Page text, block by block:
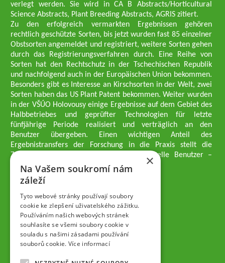
verlegt werden. Sie wird in CA B Abstracts/Horticultural
Science Abstracts, Plant Breeding Abstracts, AGRIS zitiert.
Zu den erfolgreich vermarkten Ergebnissen gehören
rechtlich geschützte Sorten, bis jetzt wurden fast 85 einzelner
Obstsorten angemeldet und registriert, weitere Sorten gehen
durch das Registrierungsverfahren durch. Eine Reihe von
Sorten hat den Rechtschutz in der Tschechischen Republik
und nachfolgend auch in der Europäischen Union bekommen.
Besonders gibt es Interesse an Kirschsorten in der Welt, zwei
Sorten haben das US Plant Patent bekommen. Weiter wurden
in der VŠÚO Holovousy einige Ergebnisse auf dem Gebiet des
Halbbetriebes und geprüfter Technologien für letzte
fünfjährige Periode realisiert und verträglich an den
Benutzer übergeben. Einen wichtigen Anteil des
Ergebnistransfers der Forschung in die Praxis stellt die
Züchtungsmethodik dar, die an professionelle Benutzer –
professionelle Obstzüchter übergeben wird.
Geschäftsführer der Gesellschaft
Dipl.-Ing. Tomáš Zmeškal
Dipl.-Ing. Jaroslav Vácha
Gesellschafter
Dipl.-Ing. Jan Blažek, CS c.
Dipl.-Ing. Josef Kosina, CS c.
Dipl.-Ing. Václav Ludvík
×
Na Vašem soukromí nám
záleží
Tyto webové stránky používají soubory
cookie ke zlepšení uživatelského zážitku.
Používáním našich webových stránek
souhlasíte se všemi soubory cookie v
souladu s našimi zásadami používání
souborů cookie. Více informací